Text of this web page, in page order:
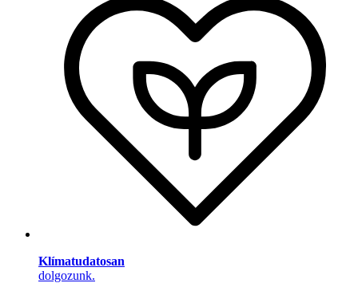
Klímatudatosan
dolgozunk.